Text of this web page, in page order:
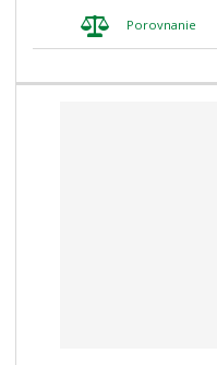
Porovnanie